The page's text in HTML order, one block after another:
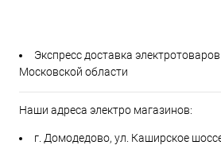
Экспресс доставка
Московской области
Наши адреса электро магазинов:
г. Домодедово, ул. Каширское